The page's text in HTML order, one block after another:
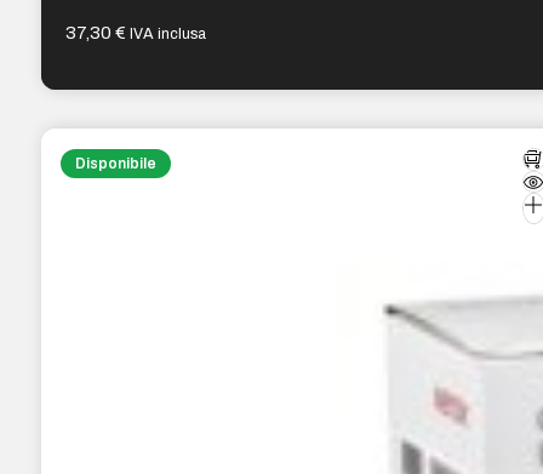
37,30€ IVA inclusa
Disponibile